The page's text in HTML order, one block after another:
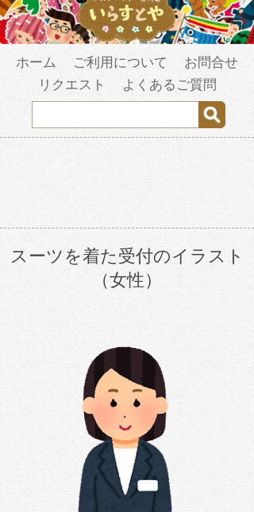
ホーム ご利用について
お問合せ
リクエスト
よくあるご質問
スーツを着た受付のイラスト
（女性）